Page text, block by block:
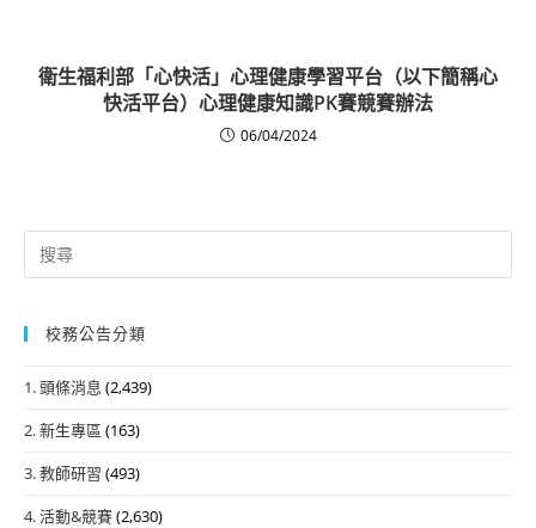
衛生福利部「心快活」心理健康學習平台（以下簡稱心
快活平台）心理健康知識PK賽競賽辦法
06/04/2024
Search
for:
校務公告分類
1. 頭條消息 (2,439)
2. 新生專區 (163)
3. 教師研習 (493)
4. 活動&競賽(2,630)